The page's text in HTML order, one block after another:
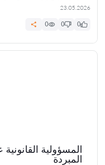
23.05.2026
0
0
0
المسؤولية
المبردة